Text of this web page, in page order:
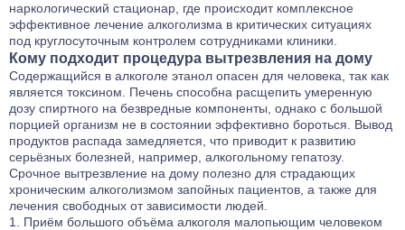
наркологический стационар, где происходит комплексное
эффективное лечение алкоголизма в критических ситуациях
под круглосуточным контролем сотрудниками клиники.
Кому подходит процедура вытрезвления на дому
Содержащийся в алкоголе этанол опасен для человека, так как
является токсином. Печень способна расщепить умеренную
дозу спиртного на безвредные компоненты, однако с большой
порцией организм не в состоянии эффективно бороться. Вывод
продуктов распада замедляется, что приводит к развитию
серьёзных болезней, например, алкогольному гепатозу.
Срочное вытрезвление на дому полезно для страдающих
хроническим алкоголизмом запойных пациентов, а также для
лечения свободных от зависимости людей.
Приём большого объёма алкоголя малопьющим человеком